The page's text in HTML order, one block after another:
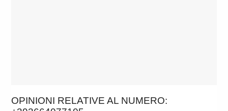
OPINIONI RELATIVE AL NUMERO: